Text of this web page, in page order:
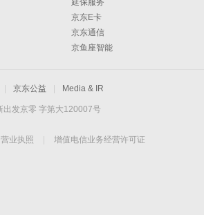
延保服务
京东E卡
京东通信
京鱼座智能
京东公益 Media & IR
出发京零 字第大120007号
营业执照
增值电信业务经营许可证